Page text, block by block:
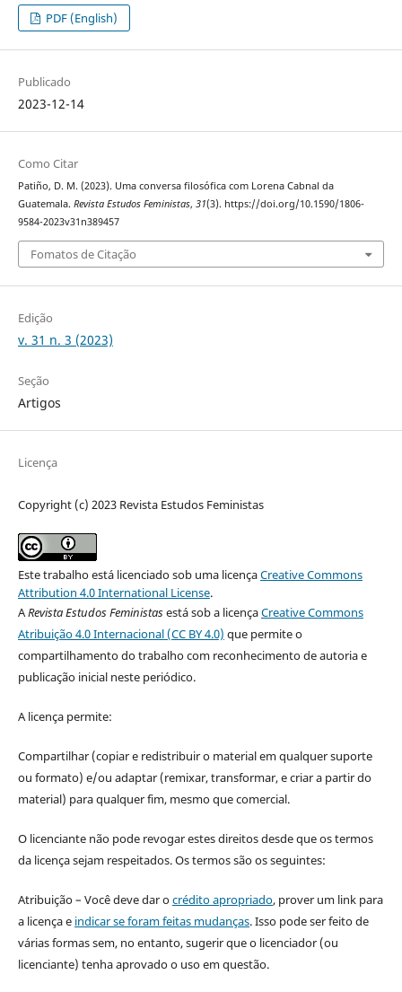
PDF (English)
Publicado
2023-12-14
Como Citar
Patiño, D. M. (2023). Uma conversa filosófica com Lorena Cabnal da
Guatemala. Revista Estudos Feministas, 31(3). https://doi.org/10.1590/1806-
9584-2023v31n389457
Fomatos de Citação
Edição
v. 31 n. 3 (2023)
Seção
Artigos
Licença
Copyright (c) 2023 Revista Estudos Feministas
Este trabalho está licenciado sob uma licençaCreative Commons
Attribution 4.0 International License.
ARevista Estudos Feministasestá sob a licençaCreative Commons
Atribuição 4.0 Internacional (CC BY 4.0) que permite o
compartilhamento do trabalho com reconhecimento de autoria e
publicação inicial neste periódico.
A licença permite:
Compartilhar (copiar e redistribuir o material em qualquer suporte
ou formato) e/ou adaptar (remixar, transformar, e criar a partir do
material) para qualquer fim, mesmo que comercial.
O licenciante não pode revogar estes direitos desde que os termos
da licença sejam respeitados. Os termos são os seguintes:
Atribuição – Você deve dar ocrédito apropriado, prover um link para
a licença e indicar se foram feitas mudanças. Isso pode ser feito de
várias formas sem, no entanto, sugerir que o licenciador (ou
licenciante) tenha aprovado o uso em questão.